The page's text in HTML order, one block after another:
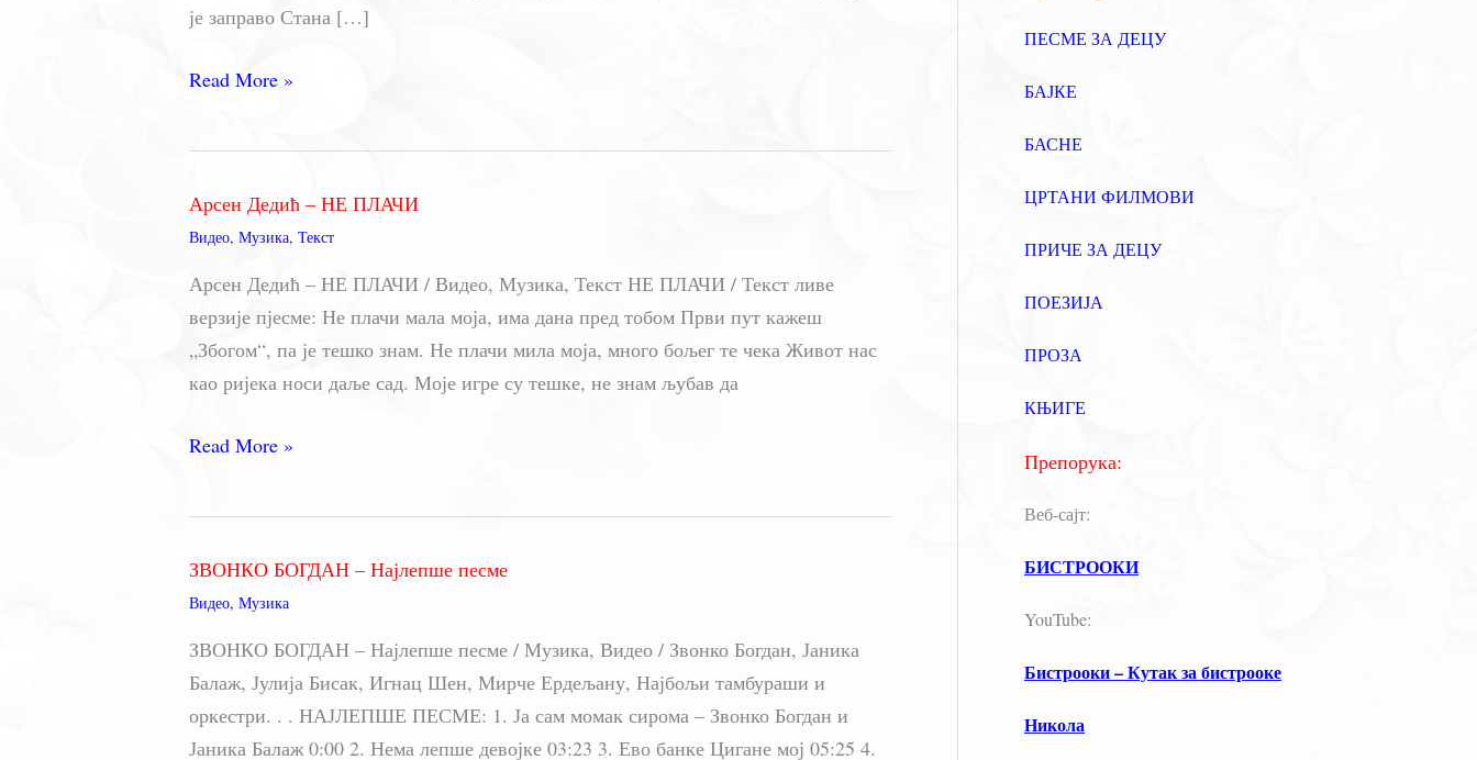
је заправо Стана […]
Димитријо,
Влатко
Стефановски
Read More »
Арсен Дедић – НЕ ПЛАЧИ
Видео, Музика, Текст
Арсен Дедић – НЕ ПЛАЧИ / Видео, Музика, Текст НЕ ПЛАЧИ / Текст ливе
верзије пјесме: Не плачи мала моја, има дана пред тобом Први пут кажеш
„Збогом“, па је тешко знам. Не плачи мила моја, много бољег те чека Живот нас
као ријека носи даље сад. Моје игре су тешке, не знам љубав да
Арсен
–
ПЛАЧИ
Read More »
ЗВОНКО БОГДАН – Најлепше песме
Видео, Музика
ЗВОНКО БОГДАН – Најлепше песме / Музика, Видео / Звонко Богдан, Јаника
Балаж, Јулија Бисак, Игнац Шен, Мирче Ердељану, Најбољи тамбураши и
оркестри. . . НАЈЛЕПШЕ ПЕСМЕ: 1. Ја сам момак сирома – Звонко Богдан и
Јаника Балаж 0:00 2. Нема лепше девојке 03:23 3. Ево банке Цигане мој 05:25 4.
ПЕСМЕ ЗА ДЕЦУ
БАЈКЕ
БАСНЕ
ЦРТАНИ ФИЛМОВИ
ПРИЧЕ ЗА ДЕЦУ
ПОЕЗИЈА
ПРОЗА
КЊИГЕ
Препорука:
Веб-сајт:
БИСТРООКИ
YouTube:
Бистрооки – Кутак за бистрооке
Никола